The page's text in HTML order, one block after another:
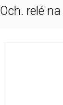
Och. relé